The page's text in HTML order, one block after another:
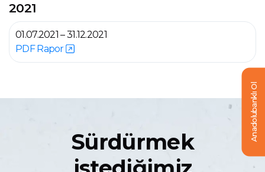
2021
01.07.2021 – 31.12.2021
PDF Rapor
Sürdürmek
Anadolubanklı Ol